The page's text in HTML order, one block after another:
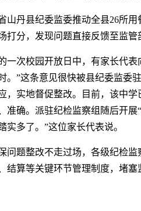
山丹县纪委监委推动全县26所
打分，发现问题直接反馈至监管
一次校园开放日中，有家长代
。”这条意见很快被县纪委监委
，实地督促整改。目前，该中
准确。派驻纪检监察组随后开
实多了。”这位家长代表说。
问题整改不走过场，各级纪检
结算等关键环节管理制度，堵塞